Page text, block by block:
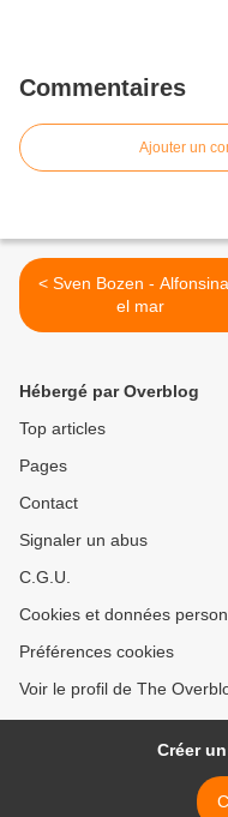
Commentaires
Ajouter un
< Sven Bozen - Alfonsina y
el mar
Hébergé par Overblog
Top articles
Pages
Contact
Signaler un abus
C.G.U.
Cookies et données
Préférences cookies
Voir le profil de The
Créer